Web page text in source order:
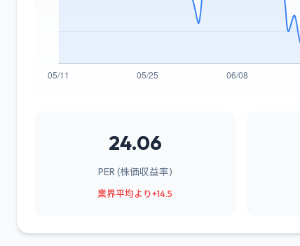
24.06
PER (株価収益率)
業界平均より+14.5